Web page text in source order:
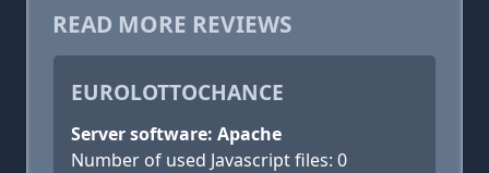
READ MORE REVIEWS
EUROLOTTOCHANCE
Server software: Apache
Number of used Javascript files: 0